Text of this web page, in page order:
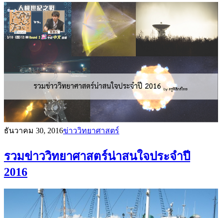
ธันวาคม 30, 2016ข่าววิทยาศาสตร์
รวมข่าววิทยาศาสตร์น่าสนใจประจำปี
2016